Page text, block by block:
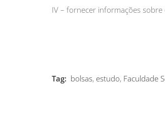
IV – fornecer informações sobre
Tag: bolsas, estudo, Faculdade